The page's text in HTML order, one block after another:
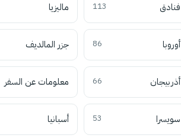
فنادق 113 ماليزيا
أوروبا 86 جزر المالديف
أذربيجان 66 معلومات عن السفر
سويسرا 53 أسبانيا